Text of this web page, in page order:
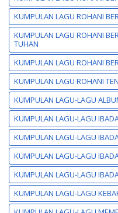
KUMPULAN LAGU ROHANI
KUMPULAN LAGU ROHANI
TUHAN
KUMPULAN LAGU ROHANI
KUMPULAN LAGU ROHANI
KUMPULAN LAGU-LAGU
KUMPULAN LAGU-LAGU
KUMPULAN LAGU-LAGU
KUMPULAN LAGU-LAGU
KUMPULAN LAGU-LAGU
KUMPULAN LAGU-LAGU